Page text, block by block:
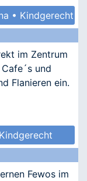
• Kindgerecht
im Zentrum
und
Flanieren ein.
Fewos im